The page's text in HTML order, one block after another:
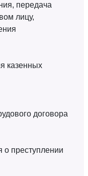
передача
лицу,
казенных
договора
о преступлении